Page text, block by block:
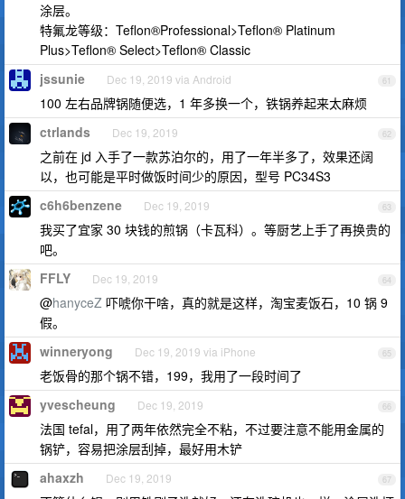
涂层。
特氟龙等级：Teflon®Professional>Teflon® Platinum
Plus>Teflon® Select>Teflon® Classic
61
jssunie Dec 19, 2019 via Android
100 左右品牌锅随便选，1 年多换一个，铁锅养起来太麻烦
62
ctrlands Dec 19, 2019
之前在 jd 入手了一款苏泊尔的，用了一年半多了，效果还阔
以，也可能是平时做饭时间少的原因，型号 PC34S3
63
c6h6benzene Dec 19, 2019
我买了宜家 30 块钱的煎锅（卡瓦科）。等厨艺上手了再换贵的
吧。
64
FFLY Dec 19, 2019
@hanyceZ 吓唬你干啥，真的就是这样，淘宝麦饭石，10 锅 9
假。
65
winneryong Dec 19, 2019 via iPhone
老饭骨的那个锅不错，199，我用了一段时间了
66
yvescheung Dec 19, 2019
法国 tefal，用了两年依然完全不粘，不过要注意不能用金属的
锅铲，容易把涂层刮掉，最好用木铲
67
ahaxzh Dec 19, 2019